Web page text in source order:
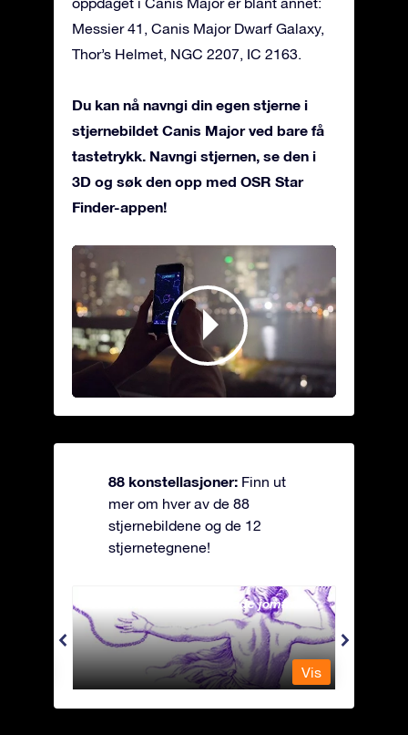
Messier 41, Canis Major Dwarf Galaxy,
Thor’s Helmet, NGC 2207, IC 2163.
Du kan nå navngi din egen stjerne i
stjernebildet Canis Major ved bare få
tastetrykk. Navngi stjernen, se den i
3D og søk den opp med OSR Star
Finder-appen!
88 konstellasjoner: Finn ut
mer om hver av de 88
stjernebildene og de 12
stjernetegnene!
Andromeda - Den lenkede jomfrua
Vis